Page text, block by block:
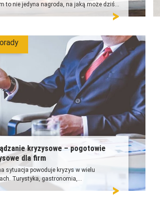
to nie jedyna nagroda, na jaką może dziś...
kryzysowe – pogotowie
dla firm
sytuacja powoduje kryzys w wielu
Turystyka, gastronomia,...